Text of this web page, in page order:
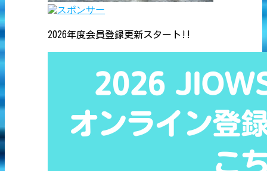
2026年度会員登録更新スタート!!